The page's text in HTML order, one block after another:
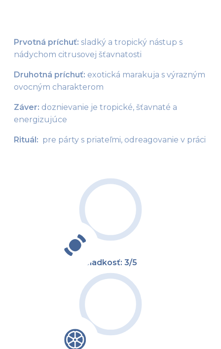
Prvotná príchuť: sladký a tropický nástup s
nádychom citrusovej šťavnatosti
Druhotná príchuť: exotická marakuja s výrazným
ovocným charakterom
Záver: doznievanie je tropické, šťavnaté a
energizujúce
Rituál: pre párty s priateľmi, odreagovanie v práci
Sladkosť: 3/5